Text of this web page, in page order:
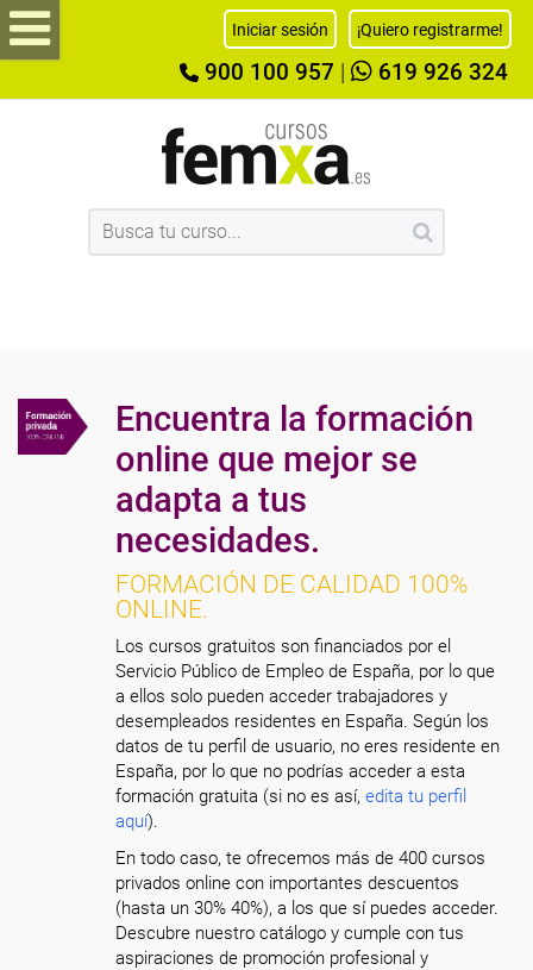
Iniciar sesión ¡Quiero registrarme!
900 100 957 619 926 324
Encuentra la formación
online que mejor se
adapta a tus
necesidades.
FORMACIÓN DE CALIDAD 100%
ONLINE.
Los cursos gratuitos son financiados por el
Servicio Público de Empleo de España, por lo que
a ellos solo pueden acceder trabajadores y
desempleados residentes en España. Según los
datos de tu perfil de usuario, no eres residente en
España, por lo que no podrías acceder a esta
formación gratuita (si no es así,edita tu perfil
aquí).
En todo caso, te ofrecemos más de 400 cursos
privados online con importantes descuentos
(hasta un 30% 40%), a los que sí puedes acceder.
Descubre nuestro catálogo y cumple con tus
aspiraciones de promoción profesional y